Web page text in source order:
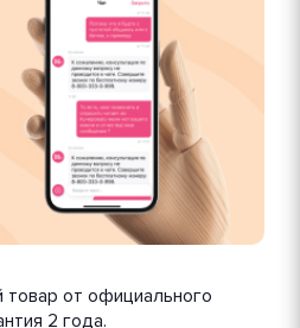
от официального
2 года.